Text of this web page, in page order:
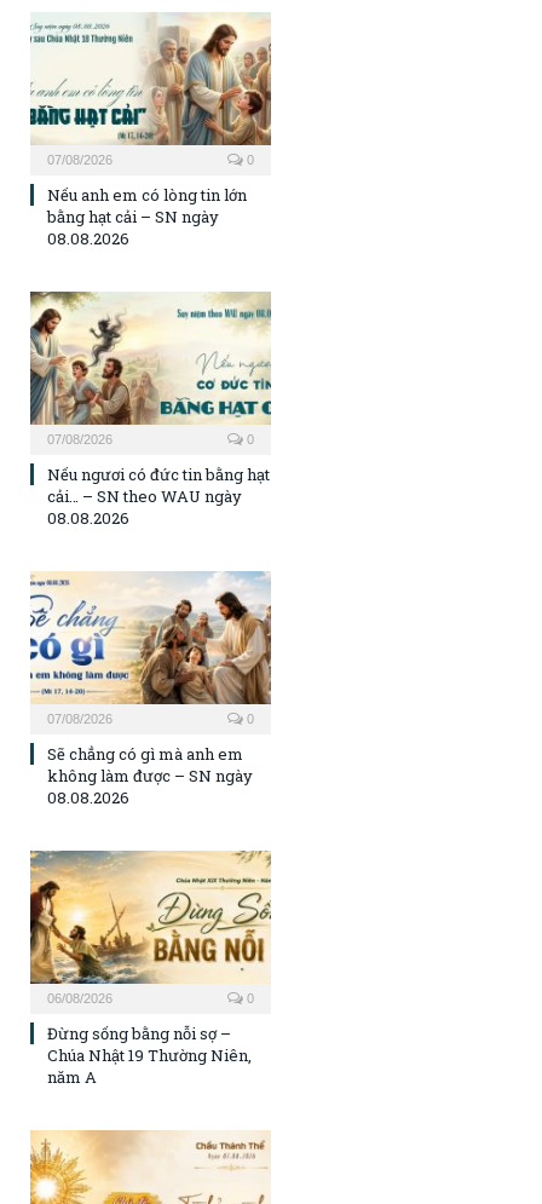
07/08/2026 0
Nếu anh em có lòng tin lớn
bằng hạt cải – SN ngày
08.08.2026
07/08/2026 0
Nếu ngươi có đức tin bằng hạt
cải… – SN theo WAU ngày
08.08.2026
07/08/2026 0
Sẽ chẳng có gì mà anh em
không làm được – SN ngày
08.08.2026
06/08/2026 0
Đừng sống bằng nỗi sợ –
Chúa Nhật 19 Thường Niên,
năm A